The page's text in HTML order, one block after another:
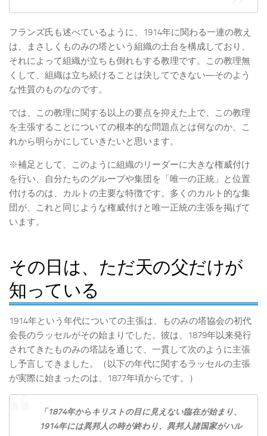
フランズ氏も述べているように、1914年に関わる一連の教え
は、まさしくものみの塔という組織の土台を構成しており、
それによって組織が立ちも倒れもする教理です。この教理無
くして、組織は立ち続けることは決してできない―そのよう
な性質のものなのです。
では、この教理に関する以上の要点を抑えた上で、この教理
を主張することについての根本的な問題点とは何なのか、こ
れから明らかにしていきたいと思います。
※補足として、このように組織のリーダーに大きな権威付け
を行い、自分たちのグループや集団を「唯一の正統」と位置
付けるのは、カルトの主要な特徴です。多くのカルト的な集
団が、これと同じような権威付けと唯一正統の主張を掲げて
います。
その日は、ただ天の父だけが
知っている
1914年という年代についての主張は、ものみの塔協会の初代
会長のラッセルがその始まりでした。彼は、1879年以来発行
されてきたものみの塔誌を通じて、一貫して次のように主張
し予言してきました。（以下の年代に関するラッセルの主張
が実際に始まったのは、1877年頃からです。）
「1874年からキリストの目に見えない臨在が始まり、
1914年には異邦人の時が終わり、異邦人諸国家がハル